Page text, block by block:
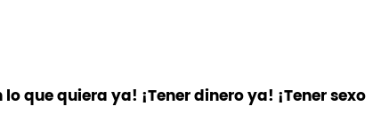
que quiera ya! ¡Tener dinero ya! ¡Tener sexo